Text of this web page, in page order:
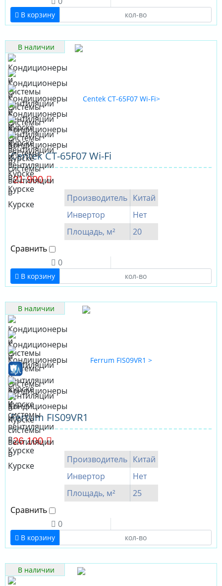
В корзину
В наличии
Centek CT-65F07 Wi-Fi
21 900
Производитель Китай
Инвертор
Нет
Площадь, м²
20
Сравнить
0
В корзину
В наличии
Ferrum FIS09VR1
26 100
Производитель Китай
Инвертор
Нет
Площадь, м²
25
Сравнить
0
В корзину
В наличии